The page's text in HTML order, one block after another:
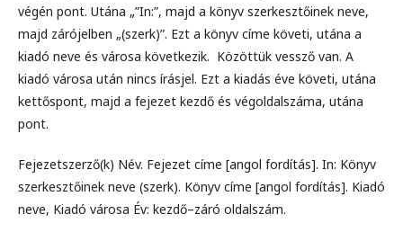
végén pont. Utána „”In:”, majd a könyv szerkesztőinek neve,
majd zárójelben „(szerk)”. Ezt a könyv címe követi, utána a
kiadó neve és városa következik. Közöttük vessző van. A
kiadó városa után nincs írásjel. Ezt a kiadás éve követi, utána
kettőspont, majd a fejezet kezdő és végoldalszáma, utána
pont.
Fejezetszerző(k) Név. Fejezet címe [angol fordítás]. In: Könyv
szerkesztőinek neve (szerk). Könyv címe [angol fordítás]. Kiadó
neve, Kiadó városa Év: kezdő–záró oldalszám.